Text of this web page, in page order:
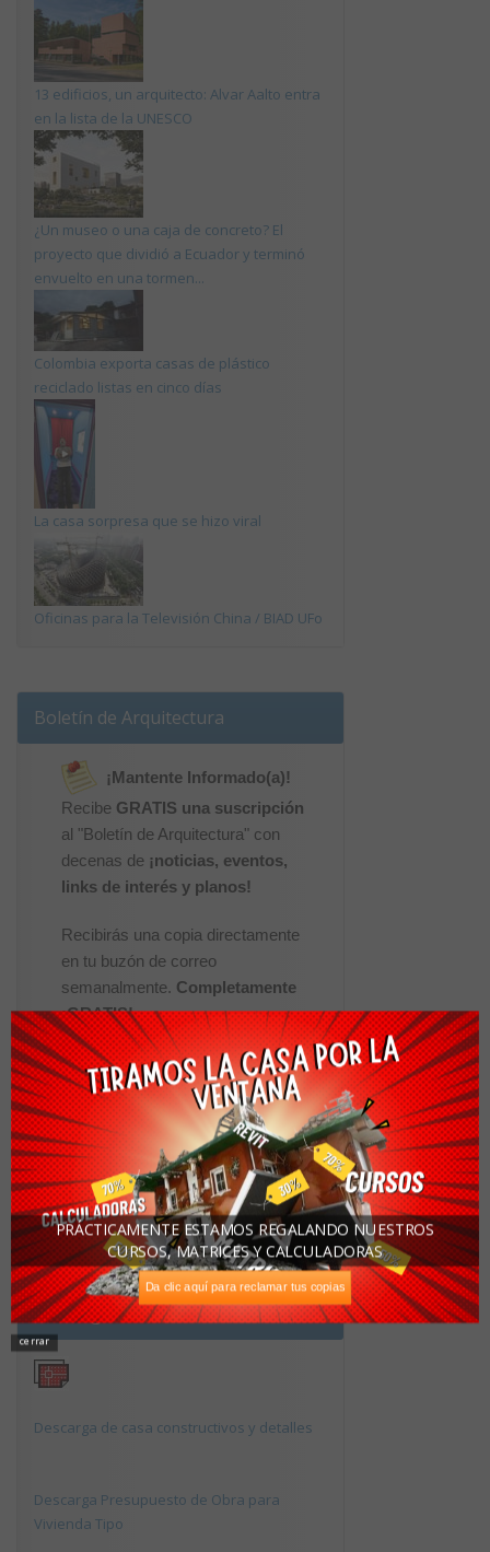
13 edificios, un arquitecto: Alvar Aalto entra
en la lista de la UNESCO
¿Un museo o una caja de concreto? El
proyecto que dividió a Ecuador y terminó
envuelto en una tormen...
Colombia exporta casas de plástico
reciclado listas en cinco días
La casa sorpresa que se hizo viral
Oficinas para la Televisión China / BIAD UFo
Boletín de Arquitectura
¡Mantente Informado(a)!
Recibe GRATIS una suscripción
al "Boletín de Arquitectura" con
decenas de ¡noticias, eventos,
links de interés y planos!
Recibirás una copia directamente
en tu buzón de correo
semanalmente. Completamente
¡GRATIS!
Nombre:
Apellidos:
Correo Electrónico:
Descargas Recomendadas
Descarga de casa constructivos y detalles
Descarga Presupuesto de Obra para
Vivienda Tipo
cerrar
Da clic aquí para reclamar tus copias
PRÁCTICAMENTE ESTAMOS REGALANDO NUESTROS
CURSOS, MATRICES Y CALCULADORAS